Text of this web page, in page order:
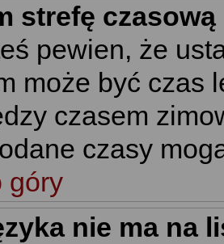
strefę
pewien, że
może być czas
czasem
czasy
góry
nie ma na